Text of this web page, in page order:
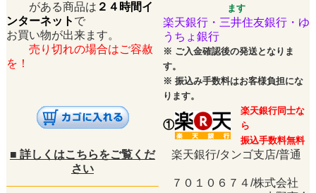
ます
がある商品は ２４時間イ
ンターネット で
お買い物が出来ます。
売り切れの場合はご容赦
を！
楽天銀行・三井住友銀行・ゆ
うちょ銀行
※ ご入金確認後の発送となりま
す。
※ 振込み手数料はお客様負担にな
ります。
①
楽天銀行同士な
ら
振込手数料無料
■ 詳しくはこちらをご覧くだ
さい
楽天銀行/タンゴ支店/普通
７０１０６７４/株式会社